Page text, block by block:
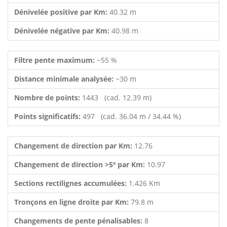
Dénivelée positive par Km: 40.32 m
Dénivelée négative par Km: 40.98 m
Filtre pente maximum: ~55 %
Distance minimale analysée: ~30 m
Nombre de points: 1443 (cad. 12.39 m)
Points significatifs: 497 (cad. 36.04 m / 34.44 %)
Changement de direction par Km: 12.76
Changement de direction >5º par Km: 10.97
Sections rectilignes accumulées: 1.426 Km
Tronçons en ligne droite par Km: 79.8 m
Changements de pente pénalisables: 8